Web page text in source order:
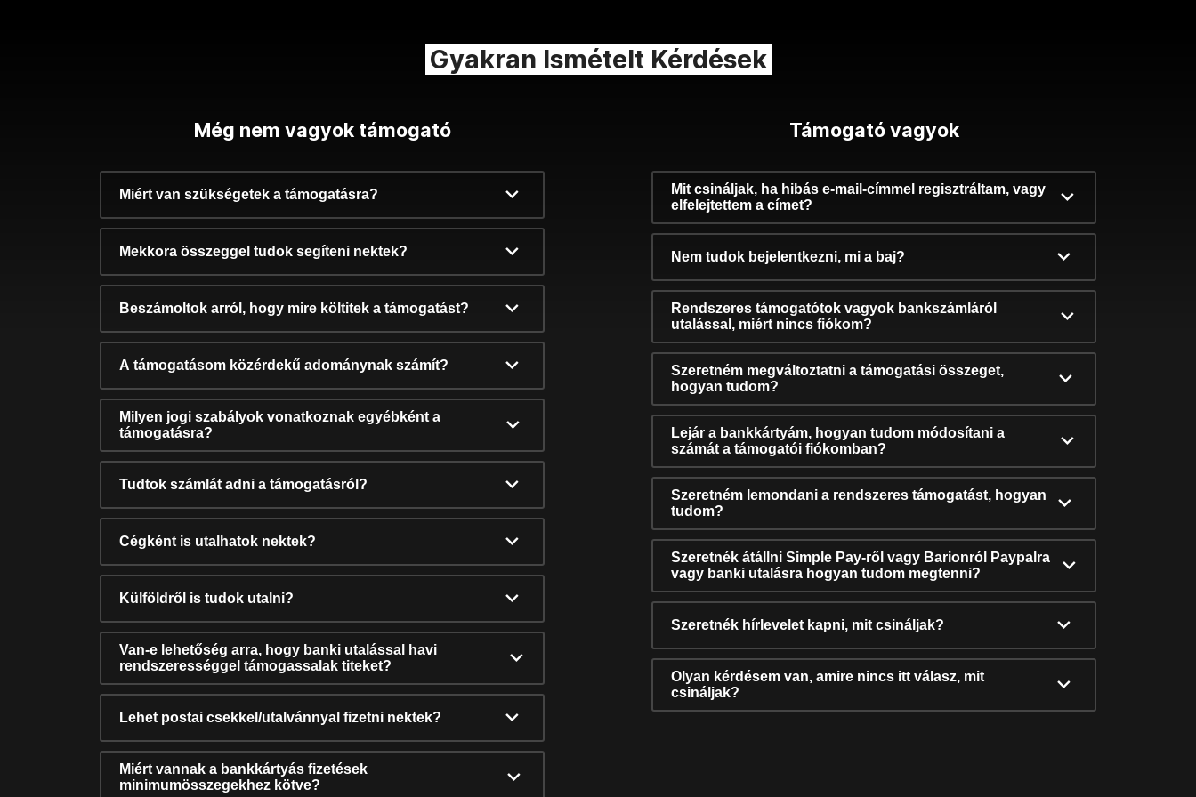
Gyakran Ismételt Kérdések
Még nem vagyok támogató
Miért van szükségetek a támogatásra?
Mekkora összeggel tudok segíteni nektek?
Beszámoltok arról, hogy mire költitek a támogatást?
A támogatásom közérdekű adománynak számít?
Milyen jogi szabályok vonatkoznak egyébként a
támogatásra?
Tudtok számlát adni a támogatásról?
Cégként is utalhatok nektek?
Külföldről is tudok utalni?
Van-e lehetőség arra, hogy banki utalással havi
rendszerességgel támogassalak titeket?
Lehet postai csekkel/utalvánnyal fizetni nektek?
Miért vannak a bankkártyás fizetések
minimumösszegekhez kötve?
Támogató vagyok
Mit csináljak, ha hibás e-mail-címmel regisztráltam, vagy
elfelejtettem a címet?
Nem tudok bejelentkezni, mi a baj?
Rendszeres támogatótok vagyok bankszámláról
utalással, miért nincs fiókom?
Szeretném megváltoztatni a támogatási összeget,
hogyan tudom?
Lejár a bankkártyám, hogyan tudom módosítani a
számát a támogatói fiókomban?
Szeretném lemondani a rendszeres támogatást, hogyan
tudom?
Szeretnék átállni Simple Pay-ről vagy Barionról Paypalra
vagy banki utalásra hogyan tudom megtenni?
Szeretnék hírlevelet kapni, mit csináljak?
Olyan kérdésem van, amire nincs itt válasz, mit
csináljak?